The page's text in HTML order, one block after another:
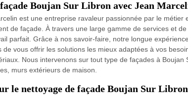
Boujan Sur Libron avec Jean
est une entreprise ravaleur passionnée par le métier
de façade. À travers une large gamme de services et
parfait. Grâce à nos savoir-faire, notre longue
de vous offrir les solutions les mieux adaptées à vos
Nous intervenons sur tout type de façades à
murs extérieurs de maison.
le nettoyage de façade Boujan Sur Libron